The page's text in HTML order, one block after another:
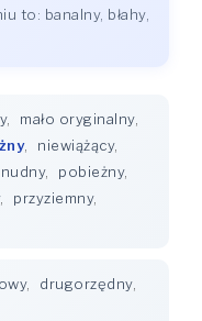
to: banalny, błahy,
, mało oryginalny,
, niewiążący,
nudny, pobieżny,
, przyziemny,
, drugorzędny,